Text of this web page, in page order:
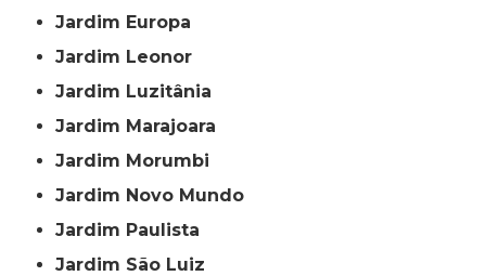
Jardim Europa
Jardim Leonor
Jardim Luzitânia
Jardim Marajoara
Jardim Morumbi
Jardim Novo Mundo
Jardim Paulista
Jardim São Luiz